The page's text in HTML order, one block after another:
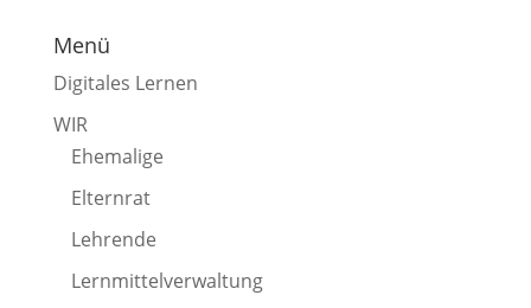
Menü
Digitales Lernen
WIR
Ehemalige
Elternrat
Lehrende
Lernmittelverwaltung